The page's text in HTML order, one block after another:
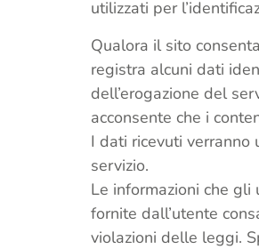
utilizzati per
Qualora il sito
registra alcuni dati
dell’erogazione del
acconsente che i
I dati ricevuti verranno
servizio.
Le informazioni che
fornite dall’utente
violazioni delle leggi.